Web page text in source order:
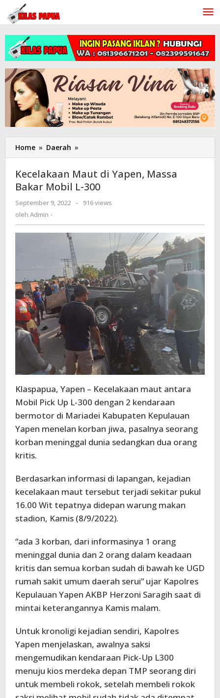
Lewati
konten
Home » Daerah »
Maut
Yapen,
Massa
Bakar
Kecelakaan Maut di Yapen, Massa
Bakar Mobil L-300
September 9, 2022
oleh
-
916 views
oleh Admin -
Klaspapua, Yapen – Kecelakaan maut antara
Mobil Pick Up L-300 dengan 2 kendaraan
bermotor di Mariadei Kabupaten Kepulauan
Yapen menelan korban jiwa, pasalnya seorang
korban meninggal dunia sedangkan dua orang
kritis.
Berdasarkan informasi di lapangan, kejadian
kecelakaan maut tersebut terjadi sekitar pukul
16.00 Wit tepatnya didepan warung makan
stadion, Kamis (8/9/2022).
“ada 3 korban, dari informasinya 1 orang
meninggal dunia dan 2 orang dalam keadaan
kritis dan semua korban sudah di bawah ke UGD
rumah sakit umum daerah serui” ujar Kapolres
Kepulauan Yapen AKBP Herzoni Saragih saat di
mintai keterangannya Kamis malam.
Untuk kronoligi kejadian sendiri, Kapolres
Yapen menjelaskan, awalnya saksi
mengemudikan kendaraan Pick-Up L300
menuju kios merdeka depan TMP seorang diri
untuk membeli rokok, setelah membeli rokok